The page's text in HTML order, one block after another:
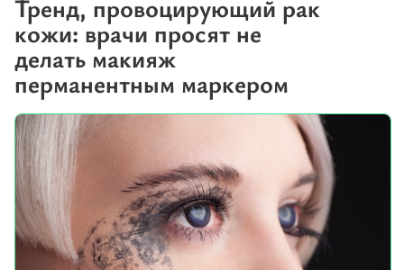
Тренд, провоцирующий рак
кожи: врачи просят не
делать макияж
перманентным маркером